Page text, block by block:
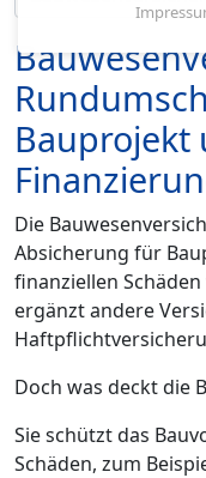
Bauprojekt
Die
Absicherung für
finanziellen
ergänzt andere
Doch was deckt die
Sie schützt das
Schäden, zum